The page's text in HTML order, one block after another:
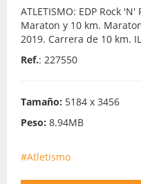
ATLETISMO: EDP Rock
Maraton y 10 km.
2019. Carrera de 10 km.
Ref.: 227550
Tamaño: 5184 x 3456
Peso: 8.94MB
#Atletismo